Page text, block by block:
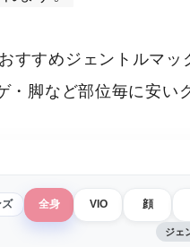
すすめジェントルマ
・脚など部位毎に安い
ズ 全身 VIO 顔
ジェ